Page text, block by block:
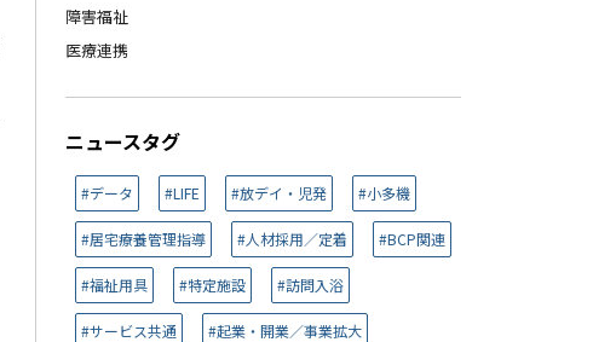
障害福祉
医療連携
ニュースタグ
#データ #LIFE #放デイ・児発 #小多機
#居宅療養管理指導 #人材採用／定着 #BCP関連
#福祉用具 #特定施設 #訪問入浴
#サービス共通 #起業・開業／事業拡大